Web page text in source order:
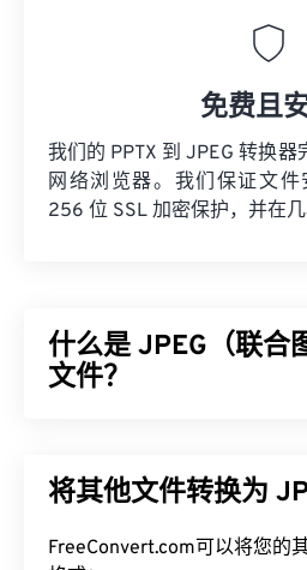
免费且
我们的 PPTX 到 JPEG 转换
网络浏览器。我们保证文
256 位 SSL 加密保护，并在几
什么是 JPEG（联合
文件？
广泛应用的原因。因此，
们的JPEG 压缩工具将文件大
将其他文件转换为
FreeConvert.com可以将您的